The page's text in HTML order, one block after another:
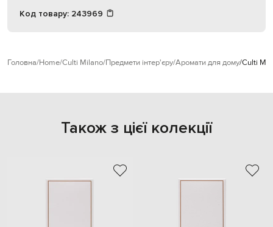
Код товару: 243969
Головна Home Culti Milano Предмети інтер'єру Аромати для дому Culti
Також з цієї колекції